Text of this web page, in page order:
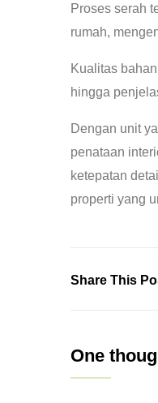
Proses serah
rumah,
Kualitas
hingga
Dengan unit
penataan
ketepatan
properti yang
Share This
One